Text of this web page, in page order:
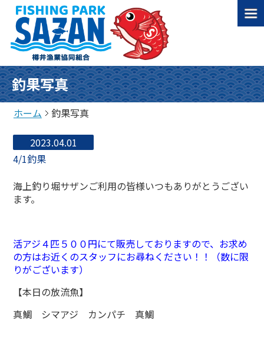
釣果写真
ホーム 釣果写真
2023.04.01
4/1釣果
海上釣り堀サザンご利用の皆様いつもありがとうござい
ます。
活アジ４匹５００円にて販売しておりますので、お求め
の方はお近くのスタッフにお尋ねください！！（数に限
りがございます）
【本日の放流魚】
真鯛 シマアジ カンパチ 真鯛